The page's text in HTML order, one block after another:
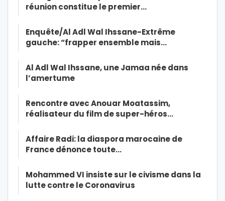
réunion constitue le premier…
Enquête/Al Adl Wal Ihssane-Extrême
gauche: “frapper ensemble mais…
Al Adl Wal Ihssane, une Jamaa née dans
l’amertume
Rencontre avec Anouar Moatassim,
réalisateur du film de super-héros…
Affaire Radi: la diaspora marocaine de
France dénonce toute…
Mohammed VI insiste sur le civisme dans la
lutte contre le Coronavirus